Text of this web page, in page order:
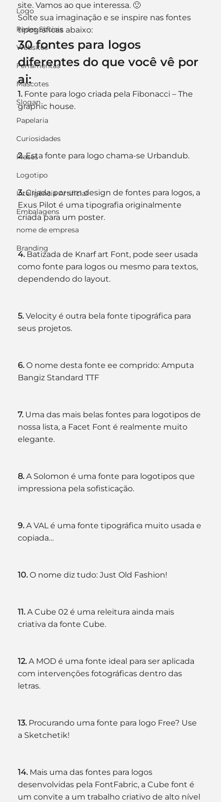
Logo
Redes Sociais
Websites
Ferramentas
Mascotes
Slogan
Papelaria
Curiosidades
Frases
Logotipo
Inteligência Artificial
Embalagens
nome de empresa
Branding
site. Vamos ao que interessa. 🙂
Solte sua imaginação e se inspire nas fontes
tipográficas abaixo:
30 fontes para logos
diferentes do que você vê por
ai:
1. Fonte para logo criada pela Fibonacci – The
graphic house.
2. Esta fonte para logo chama-se Urbandub.
3. Criada por um design de fontes para logos, a
Exus Pilot é uma tipografia originalmente
criada para um poster.
4. Batizada de Knarf art Font, pode seer usada
como fonte para logos ou mesmo para textos,
dependendo do layout.
5. Velocity é outra bela fonte tipográfica para
seus projetos.
6. O nome desta fonte ee comprido: Amputa
Bangiz Standard TTF
7. Uma das mais belas fontes para logotipos de
nossa lista, a Facet Font é realmente muito
elegante.
8. A Solomon é uma fonte para logotipos que
impressiona pela sofisticação.
9. A VAL é uma fonte tipográfica muito usada e
copiada…
10. O nome diz tudo: Just Old Fashion!
11. A Cube 02 é uma releitura ainda mais
criativa da fonte Cube.
12. A MOD é uma fonte ideal para ser aplicada
com intervenções fotográficas dentro das
letras.
13. Procurando uma fonte para logo Free? Use
a Sketchetik!
14. Mais uma das fontes para logos
desenvolvidas pela FontFabric, a Cube font é
um convite a um trabalho criativo de alto nível